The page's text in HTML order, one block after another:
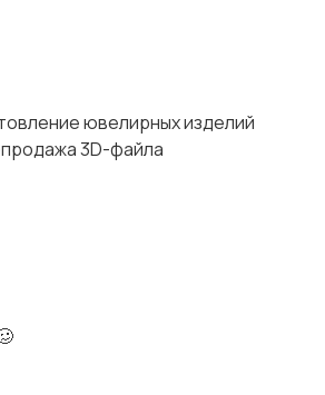
ювелирных изделий
3D-файла